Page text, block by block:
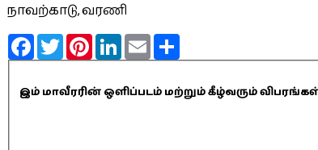
நாவற்காடு, வரணி
FacebookTwitterPinterestLinkedInEmail
இம் மாவீரரின் ஒளிப்படம் மற்றும் கீழ்வரும்